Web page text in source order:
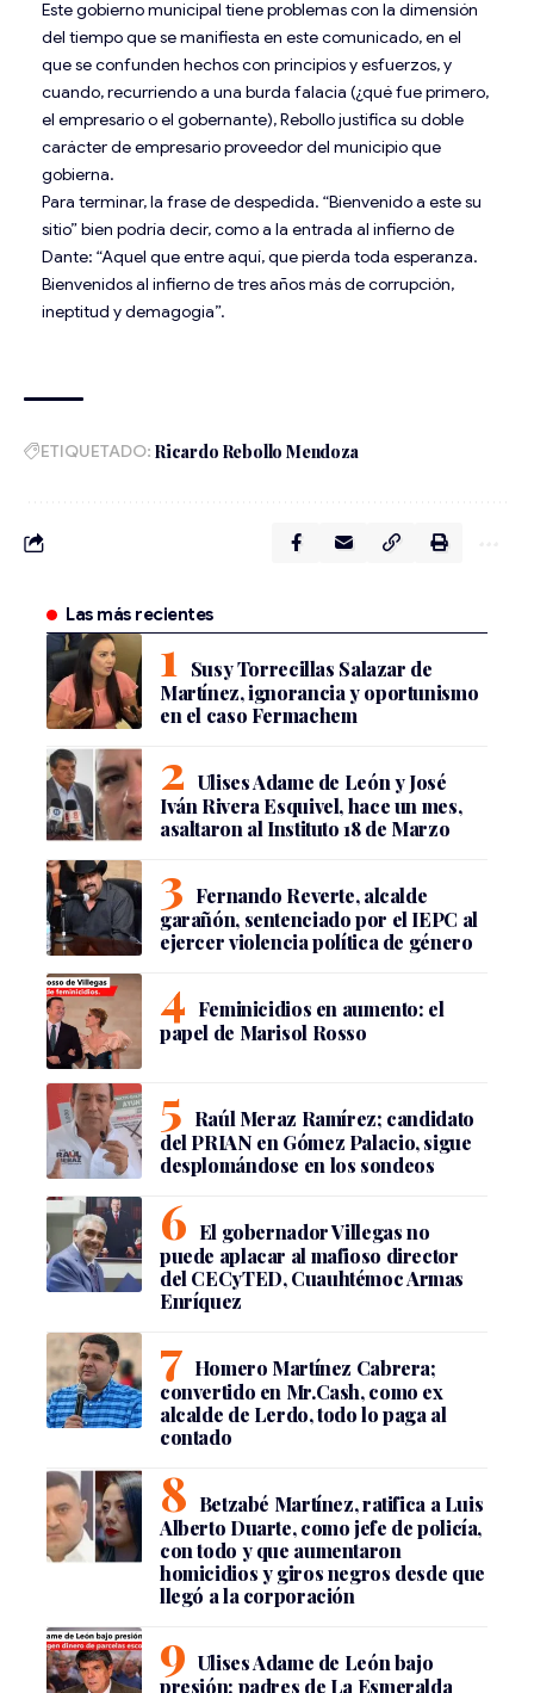
Este gobierno municipal tiene problemas con la dimensión
del tiempo que se manifiesta en este comunicado, en el
que se confunden hechos con principios y esfuerzos, y
cuando, recurriendo a una burda falacia (¿qué fue primero,
el empresario o el gobernante), Rebollo justifica su doble
carácter de empresario proveedor del municipio que
gobierna.
Para terminar, la frase de despedida. “Bienvenido a este su
sitio” bien podría decir, como a la entrada al infierno de
Dante: “Aquel que entre aquí, que pierda toda esperanza.
Bienvenidos al infierno de tres años más de corrupción,
ineptitud y demagogia”.
ETIQUETADO: Ricardo Rebollo Mendoza
Las más recientes
Susy Torrecillas Salazar de
Martínez, ignorancia y oportunismo
en el caso Fermachem
Ulises Adame de León y José
Iván Rivera Esquivel, hace un mes,
asaltaron al Instituto 18 de Marzo
Fernando Reverte, alcalde
garañón, sentenciado por el IEPC al
ejercer violencia política de género
Feminicidios en aumento: el
papel de Marisol Rosso
Raúl Meraz Ramírez; candidato
del PRIAN en Gómez Palacio, sigue
desplomándose en los sondeos
El gobernador Villegas no
puede aplacar al mafioso director
del CECyTED, Cuauhtémoc Armas
Enríquez
Homero Martínez Cabrera;
convertido en Mr.Cash, como ex
alcalde de Lerdo, todo lo paga al
contado
Betzabé Martínez, ratifica a Luis
Alberto Duarte, como jefe de policía,
con todo y que aumentaron
homicidios y giros negros desde que
llegó a la corporación
Ulises Adame de León bajo
presión: padres de La Esmeralda